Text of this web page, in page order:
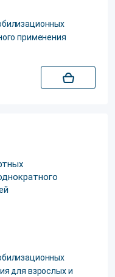
применения
для взрослых и